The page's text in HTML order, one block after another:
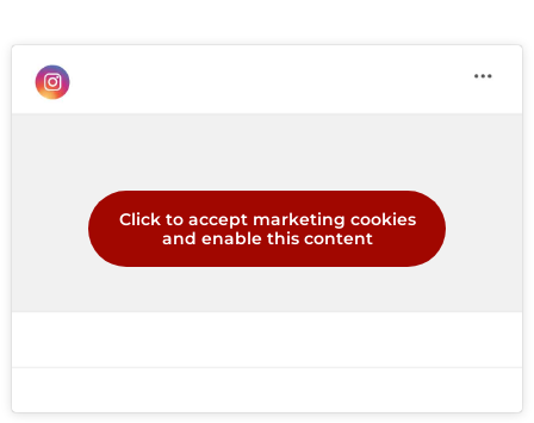
Click to accept marketing cookies
and enable this content